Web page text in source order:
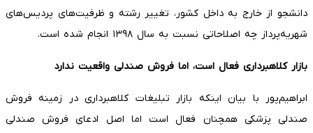
دانشجو از خارج به داخل کشور، تغییر رشته و ظرفیت‌های پردیس‌های
شهریه‌پرداز چه اصلاحاتی نسبت به سال ۱۳۹۸ انجام شده است.
بازار کلاهبرداری فعال است، اما فروش صندلی واقعیت ندارد
ابراهیم‌پور با بیان اینکه بازار تبلیغات کلاهبرداری در زمینه فروش
صندلی پزشکی همچنان فعال است اما اصل ادعای فروش صندلی